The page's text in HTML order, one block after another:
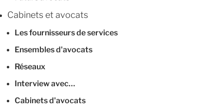
Cabinets et avocats
Les fournisseurs de services
Ensembles d'avocats
Réseaux
Interview avec…
Cabinets d'avocats